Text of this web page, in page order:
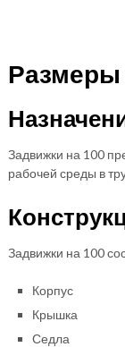
Размеры
Задвижки на 100
рабочей среды в
Задвижки на 100
Корпус
Крышка
Седла